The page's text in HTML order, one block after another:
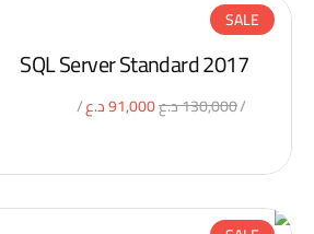
SALE
SQL Server Standard 2017
130,000د.عالسعر
هو:
130,000 د.ع.
91,000د.عالسعر
هو:
91,000 د.ع.